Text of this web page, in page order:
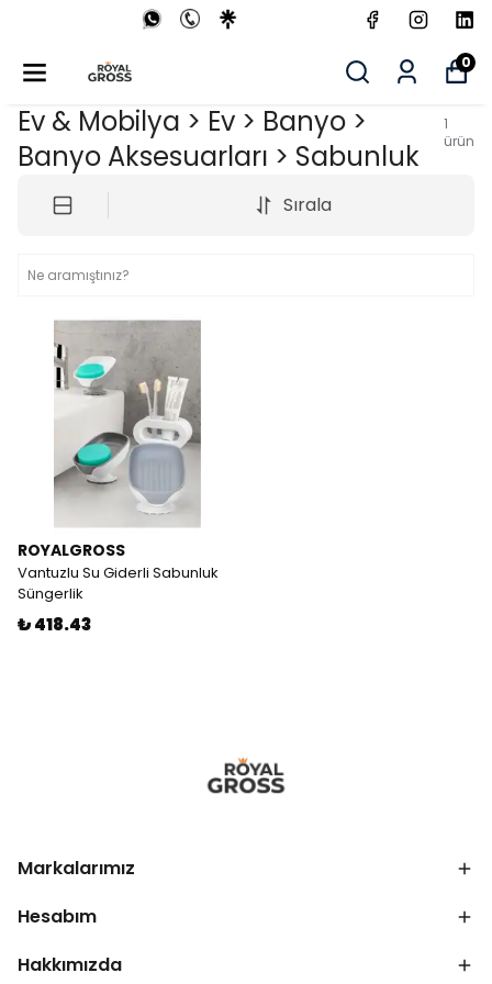
0
Ev & Mobilya > Ev > Banyo >
Banyo Aksesuarları > Sabunluk
1
ürün
Sırala
ROYALGROSS
Vantuzlu Su Giderli Sabunluk
Süngerlik
₺ 418.43
Markalarımız
Hesabım
Hakkımızda